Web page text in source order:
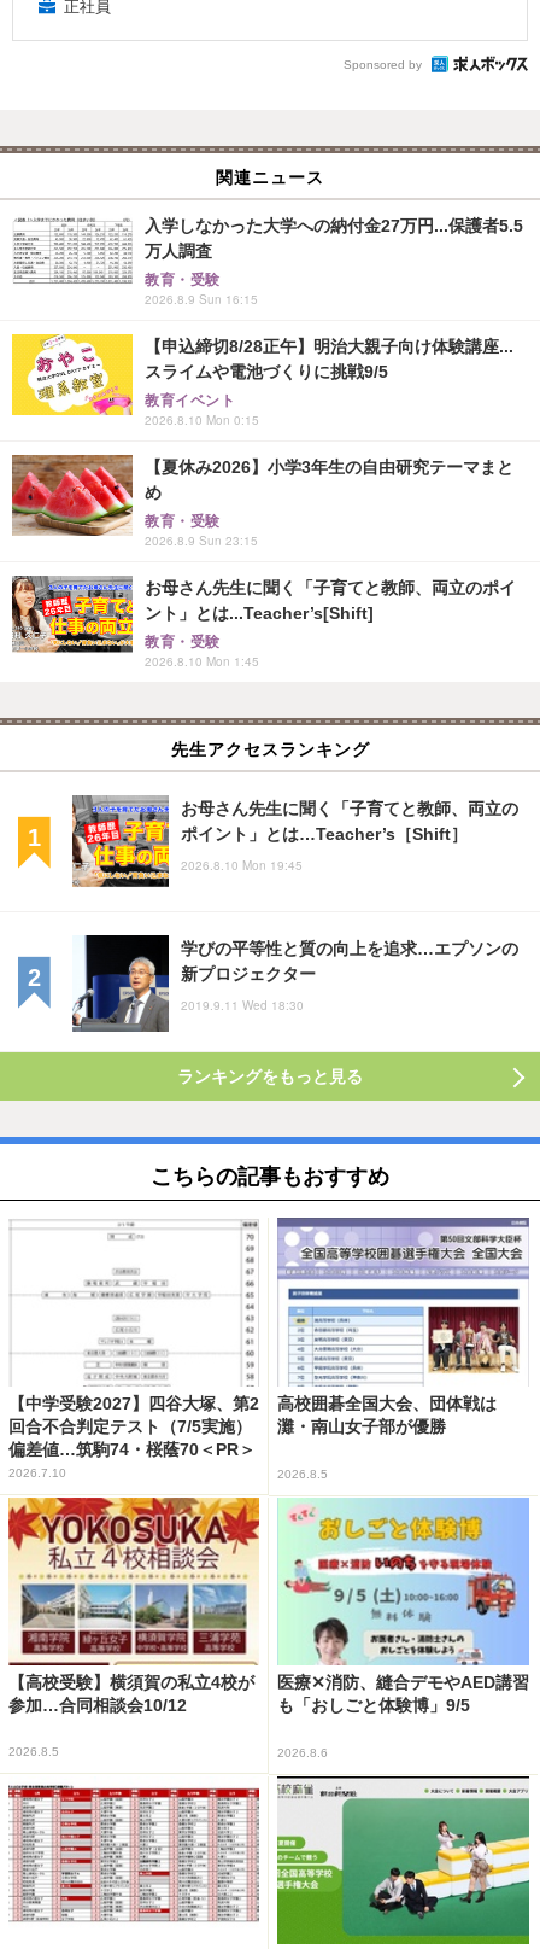
正社員
Sponsored by
関連ニュース
入学しなかった大学への納付金27万円...保護者5.5
万人調査
教育・受験
2026.8.9 Sun 16:15
【申込締切8/28正午】明治大親子向け体験講座...
スライムや電池づくりに挑戦9/5
教育イベント
2026.8.10 Mon 0:15
【夏休み2026】小学3年生の自由研究テーマまと
め
教育・受験
2026.8.9 Sun 23:15
お母さん先生に聞く「子育てと教師、両立のポイ
ント」とは...Teacher’s[Shift]
教育・受験
2026.8.10 Mon 1:45
先生アクセスランキング
お母さん先生に聞く「子育てと教師、両立の
ポイント」とは…Teacher’s［Shift］
2026.8.10 Mon 19:45
学びの平等性と質の向上を追求…エプソンの
新プロジェクター
2019.9.11 Wed 18:30
ランキングをもっと見る
こちらの記事もおすすめ
【中学受験2027】四谷大塚、第2
回合不合判定テスト（7/5実施）
偏差値…筑駒74・桜蔭70＜PR＞
2026.7.10
高校囲碁全国大会、団体戦は
灘・南山女子部が優勝
2026.8.5
【高校受験】横須賀の私立4校が
参加…合同相談会10/12
2026.8.5
医療✕消防、縫合デモやAED講習
も「おしごと体験博」9/5
2026.8.6